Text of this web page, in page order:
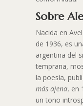
Sobre
Nacida en
de 1936, es
argentina del
temprana,
la poesía,
más ajena, en
un tono